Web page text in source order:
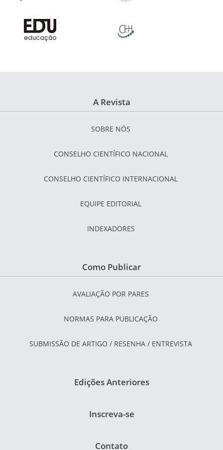
A Revista
SOBRE NÓS
CONSELHO CIENTÍFICO NACIONAL
CONSELHO CIENTÍFICO INTERNACIONAL
EQUIPE EDITORIAL
INDEXADORES
Como Publicar
AVALIAÇÃO POR PARES
NORMAS PARA PUBLICAÇÃO
SUBMISSÃO DE ARTIGO / RESENHA / ENTREVISTA
Edições Anteriores
Inscreva-se
Contato